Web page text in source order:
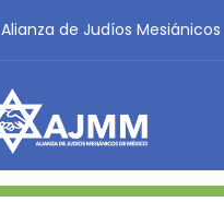
Alianza de Judíos